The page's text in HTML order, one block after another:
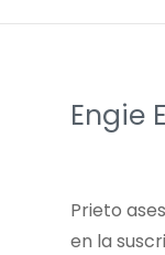
Engie
Prieto
en la